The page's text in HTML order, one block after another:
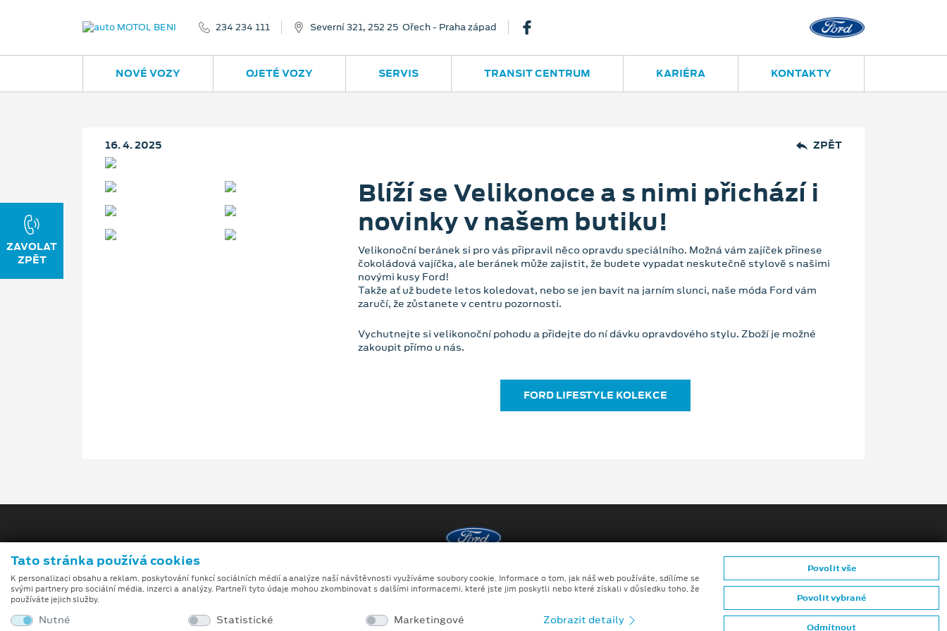
234 234 111 Severní 321, 252 25 Ořech - Praha západ
NOVÉ VOZY OJETÉ VOZY SERVIS TRANSIT CENTRUM KARIÉRA KONTAKTY
16. 4. 2025 ZPĚT
Blíží se Velikonoce a s nimi přichází i
novinky v našem butiku!
Velikonoční beránek si pro vás připravil něco opravdu speciálního. Možná vám zajíček přinese
čokoládová vajíčka, ale beránek může zajistit, že budete vypadat neskutečně stylově s našimi
novými kusy Ford!
Takže ať už budete letos koledovat, nebo se jen bavit na jarním slunci, naše móda Ford vám
zaručí, že zůstanete v centru pozornosti.
Vychutnejte si velikonoční pohodu a přidejte do ní dávku opravdového stylu. Zboží je možné
zakoupit přímo u nás.
FORD LIFESTYLE KOLEKCE
Copyright ©2026 auto MOTOL BENI a.s.
Obchodní podmínky
Prohlášení o zpracování údajů konečných zákazníků Kariéra Projekty
Při tvorbě videí a obrázků na tomto webu je využíváno kombinace tradičních fotografií či videí, počítačem generovaných snímků (CGI) z digitálních modelů vozidel a generativní
ZAVOLAT
ZPĚT
Tato stránka používá cookies
K personalizaci obsahu a reklam, poskytování funkcí sociálních médií a analýze naší návštěvnosti využíváme soubory cookie. Informace o tom, jak náš web používáte, sdílíme se
svými partnery pro sociální média, inzerci a analýzy. Partneři tyto údaje mohou zkombinovat s dalšími informacemi, které jste jim poskytli nebo které získali v důsledku toho, že
používáte jejich služby.
Nutné Statistické Marketingové Zobrazit detaily
Odmítnout
Povolit vybrané
Povolit vše